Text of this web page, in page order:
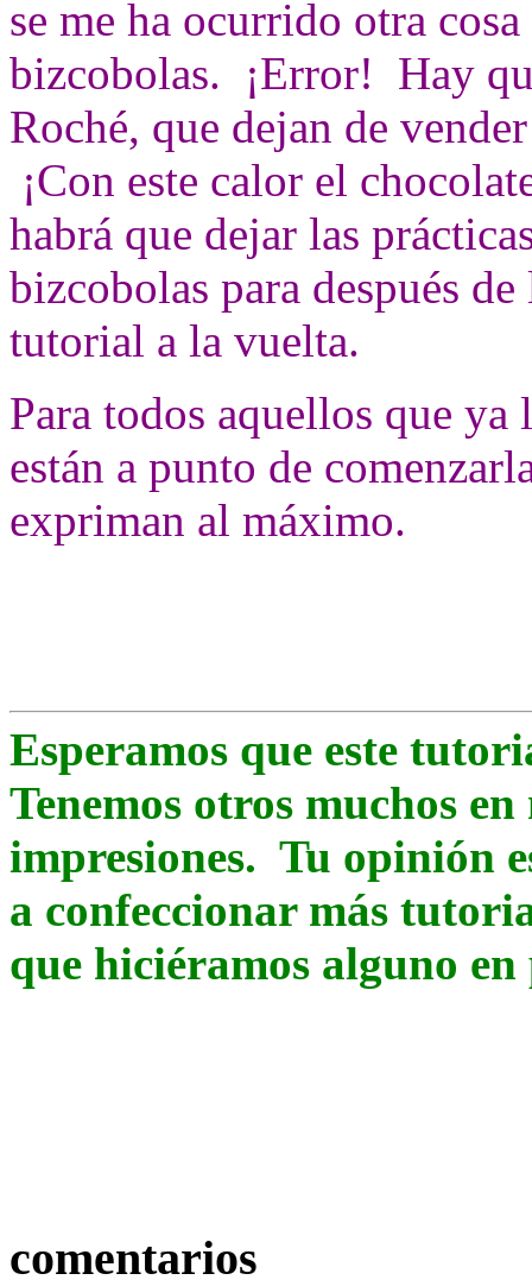
se me ha ocurrido otra
bizcobolas. ¡Error! Hay
Roché, que dejan de
¡Con este calor el
habrá que dejar las
bizcobolas para después
tutorial a la vuelta.
Para todos aquellos que
están a punto de
expriman al máximo.
Esperamos que este
Tenemos otros muchos
impresiones. Tu opinión
a confeccionar más
que hiciéramos alguno
comentarios